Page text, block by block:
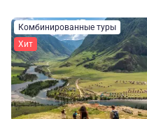
Комбинированные туры
Хит